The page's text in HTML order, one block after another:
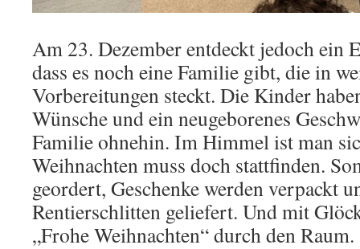
Am 23. Dezember entdeckt jedoch ein
dass es noch eine Familie gibt, die in
Vorbereitungen steckt. Die Kinder
Wünsche und ein neugeborenes
Familie ohnehin. Im Himmel ist man
Weihnachten muss doch stattfinden.
geordert, Geschenke werden verpackt
Rentierschlitten geliefert. Und mit
„Frohe Weihnachten“ durch den Raum.